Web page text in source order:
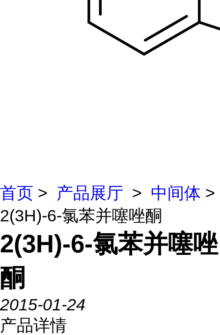
首页 > 产品展厅 > 中间体 >
2(3H)-6-氯苯并噻唑酮
2(3H)-6-氯苯并噻唑
酮
2015-01-24
产品详情